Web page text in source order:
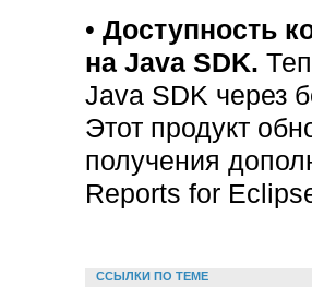
• Доступность
на Java SDK.
Java SDK через
Этот продукт
получения
Reports for
ССЫЛКИ ПО ТЕМЕ